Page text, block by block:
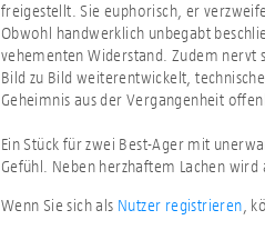
freigestellt. Sie euphorisch, er
Obwohl handwerklich unbegabt
vehementen Widerstand. Zudem nervt
Bild zu Bild weiterentwickelt,
Geheimnis aus der Vergangenheit
Ein Stück für zwei Best-Ager mit
Gefühl. Neben herzhaftem Lachen wird
Wenn Sie sich als Nutzer registrieren ,